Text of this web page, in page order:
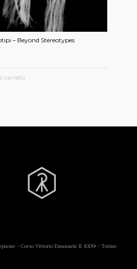
– Beyond Stereotypes
carrello
– Corso Vittorio Emanuele II 10139 – Torino